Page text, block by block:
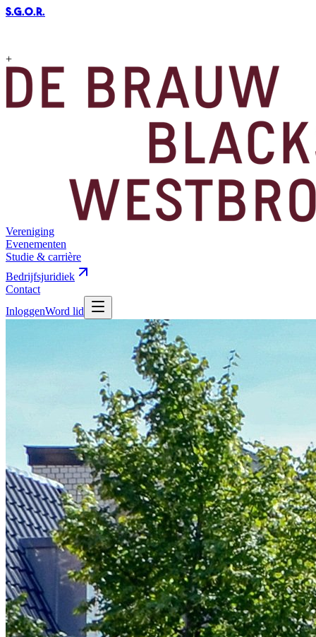
S.G.O.R.
+
Vereniging
Evenementen
Studie & carrière
Bedrijfsjuridiek
Contact
InloggenWord lid